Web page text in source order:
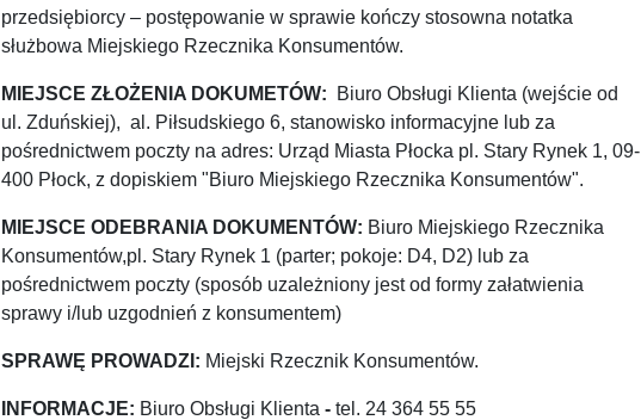
przedsiębiorcy – postępowanie w sprawie kończy stosowna notatka
służbowa Miejskiego Rzecznika Konsumentów.
MIEJSCE ZŁOŻENIA DOKUMETÓW:
Biuro Obsługi Klienta (wejście od
ul. Zduńskiej), al. Piłsudskiego 6, stanowisko informacyjne lub za
pośrednictwem poczty na adres: Urząd Miasta Płocka pl. Stary Rynek 1, 09-
400 Płock, z dopiskiem "Biuro Miejskiego Rzecznika Konsumentów".
MIEJSCE ODEBRANIA DOKUMENTÓW: Biuro Miejskiego Rzecznika
Konsumentów,pl. Stary Rynek 1 (parter; pokoje: D4, D2) lub za
pośrednictwem poczty (sposób uzależniony jest od formy załatwienia
sprawy i/lub uzgodnień z konsumentem)
SPRAWĘ PROWADZI: Miejski Rzecznik Konsumentów.
INFORMACJE: Biuro Obsługi Klienta - tel. 24 364 55 55